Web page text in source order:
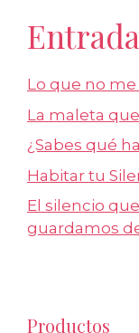
Lo que no
La maleta
¿Sabes qué
Habitar tu
El silencio
guardamos
Productos